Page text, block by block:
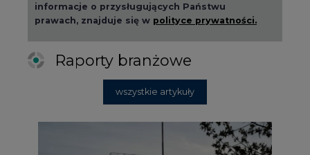
informacje o przysługujących Państwu
prawach, znajduje się w polityce prywatności.
Raporty branżowe
wszystkie artykuły